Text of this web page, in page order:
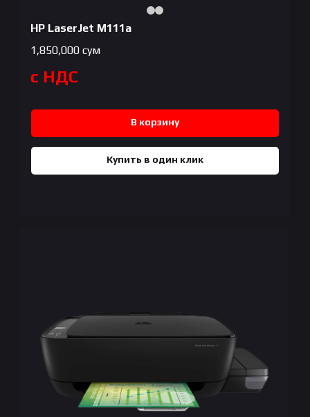
HP LaserJet M111a
1,850,000 сум
с НДС
В корзину
Купить в один клик